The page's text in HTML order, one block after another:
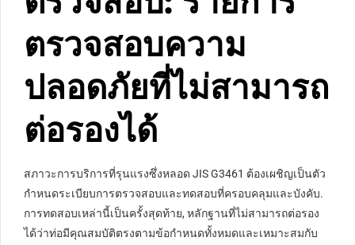
ตรวจสอบความ
ปลอดภัยที่ไม่สามารถ
ต่อรองได้
สภาวะการบริการที่รุนแรงซึ่งหลอด JIS G3461 ต้องเผชิญเป็นตัว
กำหนดระเบียบการตรวจสอบและทดสอบที่ครอบคลุมและบังคับ.
การทดสอบเหล่านี้เป็นครั้งสุดท้าย, หลักฐานที่ไม่สามารถต่อรอง
ได้ว่าท่อมีคุณสมบัติตรงตามข้อกำหนดทั้งหมดและเหมาะสมกับ